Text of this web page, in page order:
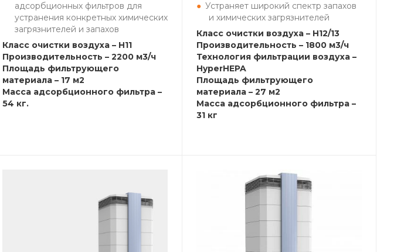
адсорбционных фильтров для
устранения конкретных химических
загрязнителей и запахов
Класс очистки воздуха – H11
Производительность – 2200 м3/ч
Площадь фильтрующего
материала – 17 м2
Масса адсорбционного фильтра –
54 кг.
Устраняет широкий спектр запахов
и химических загрязнителей
Класс очистки воздуха – H12/13
Производительность – 1800 м3/ч
Технология фильтрации воздуха –
HyperHEPA
Площадь фильтрующего
материала – 27 м2
Масса адсорбционного фильтра –
31 кг